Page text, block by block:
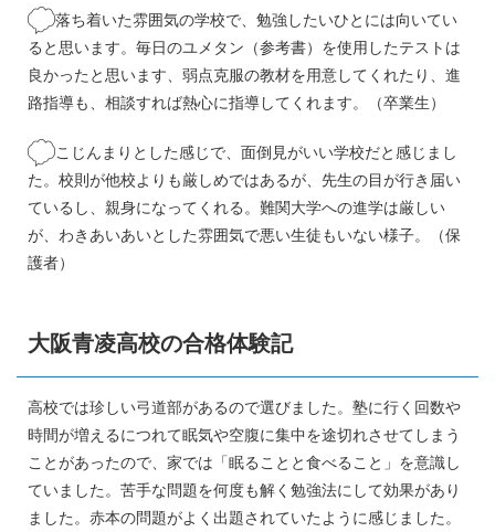
落ち着いた雰囲気の学校で、勉強したいひとには向いてい
ると思います。毎日のユメタン（参考書）を使用したテストは
良かったと思います、弱点克服の教材を用意してくれたり、進
路指導も、相談すれば熱心に指導してくれます。（卒業生）
こじんまりとした感じで、面倒見がいい学校だと感じまし
た。校則が他校よりも厳しめではあるが、先生の目が行き届い
ているし、親身になってくれる。難関大学への進学は厳しい
が、わきあいあいとした雰囲気で悪い生徒もいない様子。（保
護者）
大阪青凌高校の合格体験記
高校では珍しい弓道部があるので選びました。塾に行く回数や
時間が増えるにつれて眠気や空腹に集中を途切れさせてしまう
ことがあったので、家では「眠ることと食べること」を意識し
ていました。苦手な問題を何度も解く勉強法にして効果があり
ました。赤本の問題がよく出題されていたように感じました。